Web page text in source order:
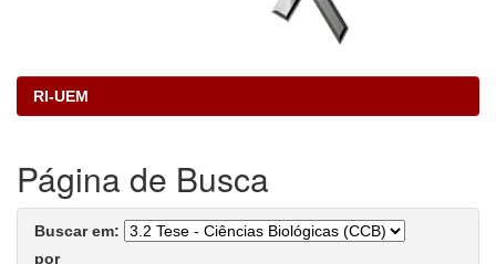
RI-UEM
Página de Busca
Buscar em:
por